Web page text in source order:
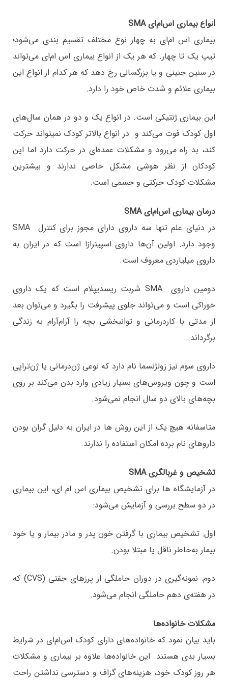
انواع بیماری اس‌ام‌ای SMA
بیماری اس ام‌ای به چهار نوع مختلف تقسیم بندی می‌شود؛
تیپ یک تا چهار. که هر یک از انواع بیماری اس ام‌ای می‌تواند
در سنین جنینی و یا بزرگسالی رخ دهد که هر کدام از انواع این
بیماری علائم و شدت خاص خود را دارد.
این بیماری ژنتیکی است. در انواع یک و دو در همان سال‌های
اول کودک فوت می‌کند و در انواع بالاتر کودک نمیتواند حرکت
کند، بد راه می‌رود و مشکلات عمده‌ای در حرکت دارد اما این
کودکان از نظر هوشی مشکل خاصی ندارند و بیشترین
مشکلات کودک حرکتی و جسمی است.
درمان بیماری اس‌ام‌ای SMA
در دنیای علم تنها سه داروی دارای مجوز برای کنترل
SMA
وجود دارد. اولین آن‌ها داروی اسپینرازا است که در ایران به
داروی میلیاردی معروف است.
دومین داروی
SMA شربت ریسدیپلام است که یک داروی
خوراکی است و می‌تواند جلوی پیشرفت را بگیرد و می‌توان بعد
از مدتی با کاردرمانی و توانبخشی بچه را آرام‌آرام به زندگی
برگرداند.
داروی سوم نیز زولژنسما نام دارد که نوعی ژن‌درمانی یا ژن‌تراپی
است و چون ویروس‌های بسیار زیادی وارد بدن می‌کند بر روی
بچه‌های بالای دو سال انجام نمی‌شود.
متاسفانه هیچ یک از این روش ها در ایران به دلیل گران بودن
داروهای نام برده امکان استفاده را ندارند.
تشخیص و غربالگری SMA
در آزمایشگاه ها برای تشخیص بیماری اس ام ای، این بیماری
در دو سطح بررسی و آزمایش می‌شود:
اول: تشخیص بیماری با گرفتن خون پدر و مادر بیمار و یا خود
بیمار به‌خاطر ناقل یا مبتلا بودن.
دوم: نمونه‌گیری در دوران حاملگی از پرزهای جفتی (CVS) که
در هفته‌ی دهم حاملگی انجام می‌شود.
مشکلات خانواده‌ها
باید بیان نمود که خانواده‌های دارای کودک اس‌ام‌ای در شرایط
بسیار بدی هستند. این خانواده‌ها علاوه بر بیماری و مشکلات
هر روز کودک خود، هزینه‌های گزاف و دسترسی نداشتن راحت